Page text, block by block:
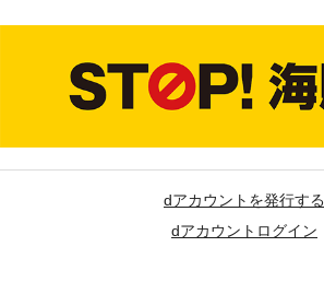
dアカウントを発行する
dアカウントログイン